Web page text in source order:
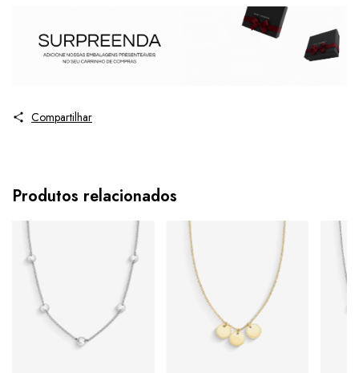
Compartilhar
Produtos relacionados